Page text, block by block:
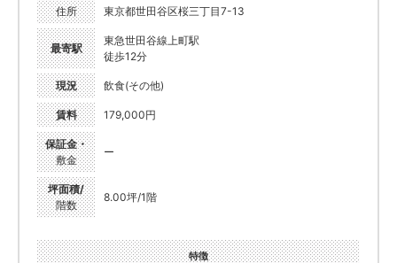
住所 東京都世田谷区桜三丁目7-13
最寄駅
東急世田谷線上町駅
徒歩12分
現況 飲食(その他)
賃料 179,000円
保証金・
敷金
ー
坪面積/
階数
8.00坪/1階
特徴